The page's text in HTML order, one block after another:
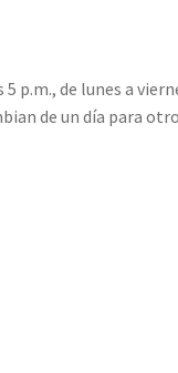
p.m., de lunes a
de un día para